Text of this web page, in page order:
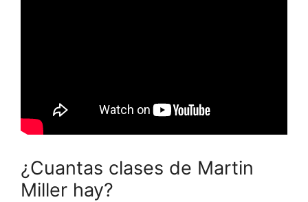
¿Cuantas clases de Martin
Miller hay?